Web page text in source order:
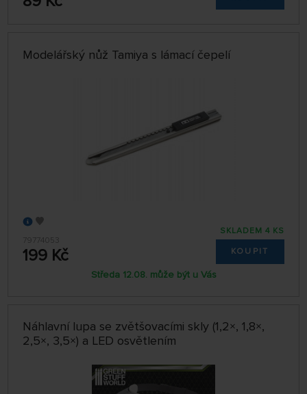
Modelářský nůž Tamiya s lámací čepelí
79774053
199 Kč
SKLADEM 4 KS
KOUPIT
Středa 12.08. může být u Vás
Náhlavní lupa se zvětšovacími skly (1,2×, 1,8×,
2,5×, 3,5×) a LED osvětlením